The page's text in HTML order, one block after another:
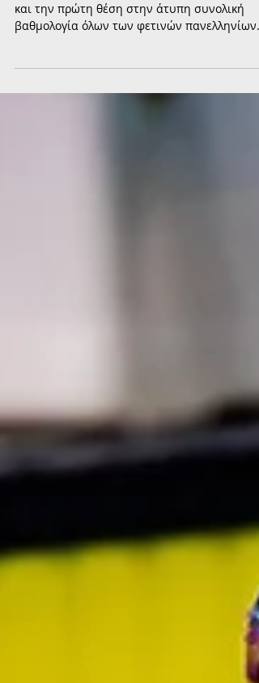
Με πανελλήνιο ρεκόρ, σημαντικές διακρίσεις
και την πρώτη θέση στην άτυπη συνολική
πρωταθλημάτων, ο ΑΟ Παλαιού Φαλήρου
Πανελλήνιο Πρωτάθλημα Κολύμβησης